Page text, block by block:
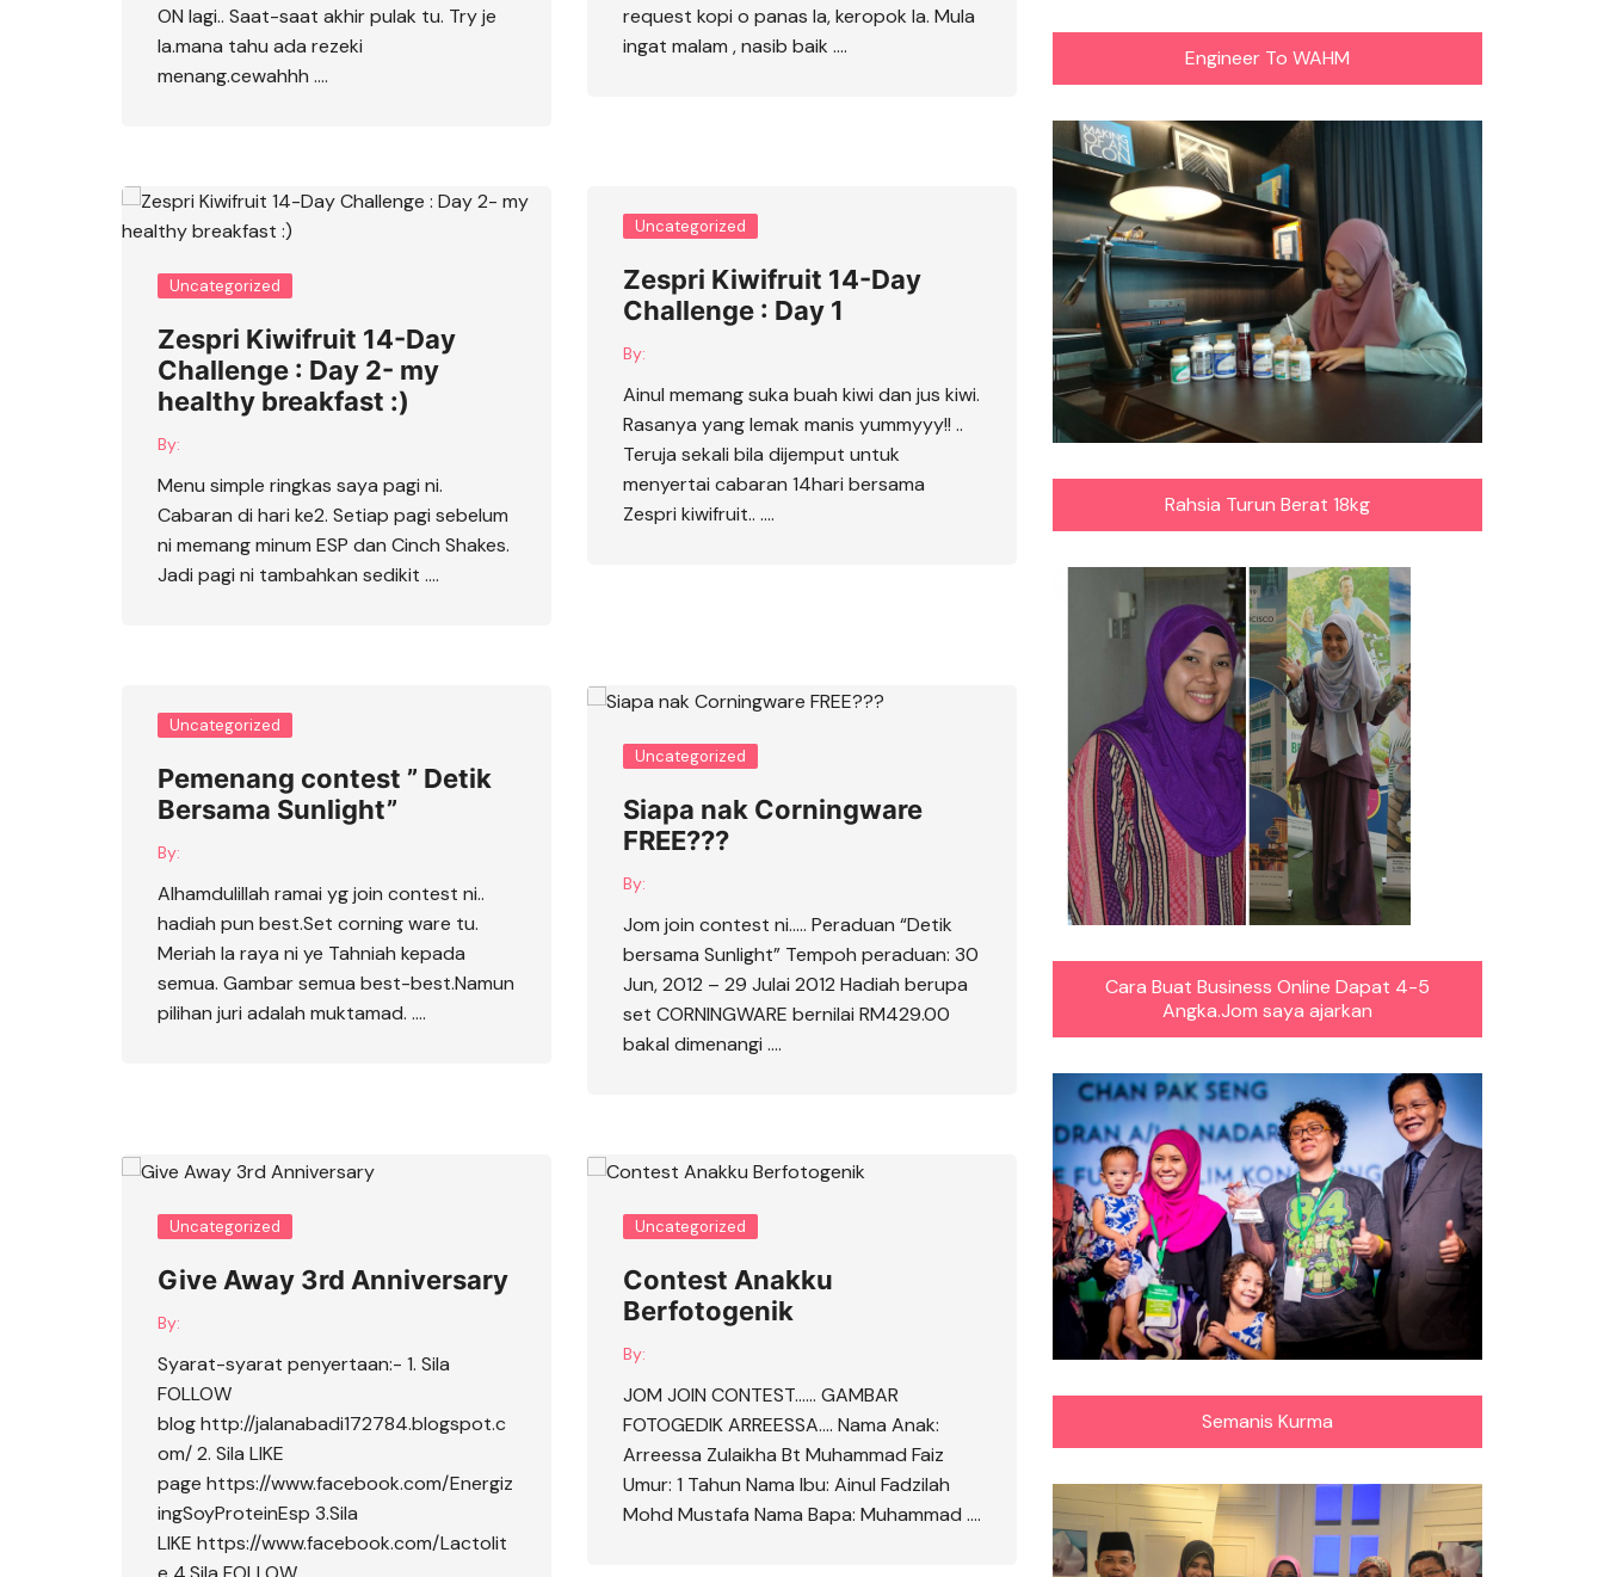
ON lagi.. Saat-saat akhir pulak tu. Try je
la.mana tahu ada rezeki
menang.cewahhh ….
request kopi o panas la, keropok la. Mula
ingat malam , nasib baik ….
Uncategorized
Zespri Kiwifruit 14-Day
Challenge : Day 2- my
healthy breakfast :)
By:
Menu simple ringkas saya pagi ni.
Cabaran di hari ke2. Setiap pagi sebelum
ni memang minum ESP dan Cinch Shakes.
Jadi pagi ni tambahkan sedikit ….
Uncategorized
Zespri Kiwifruit 14-Day
Challenge : Day 1
By:
Ainul memang suka buah kiwi dan jus kiwi.
Rasanya yang lemak manis yummyyy!! ..
Teruja sekali bila dijemput untuk
menyertai cabaran 14hari bersama
Zespri kiwifruit.. ….
Uncategorized
Pemenang contest ” Detik
Bersama Sunlight”
By:
Alhamdulillah ramai yg join contest ni..
hadiah pun best.Set corning ware tu.
Meriah la raya ni ye Tahniah kepada
semua. Gambar semua best-best.Namun
pilihan juri adalah muktamad. ….
Uncategorized
Siapa nak Corningware
FREE???
By:
Jom join contest ni….. Peraduan “Detik
bersama Sunlight” Tempoh peraduan: 30
Jun, 2012 – 29 Julai 2012 Hadiah berupa
set CORNINGWARE bernilai RM429.00
bakal dimenangi ….
Uncategorized
Give Away 3rd Anniversary
By:
Syarat-syarat penyertaan:- 1. Sila
FOLLOW
blog http://jalanabadi172784.blogspot.c
om/ 2. Sila LIKE
page https://www.facebook.com/Energiz
ingSoyProteinEsp 3.Sila
LIKE https://www.facebook.com/Lactolit
Uncategorized
Contest Anakku
Berfotogenik
By:
JOM JOIN CONTEST…… GAMBAR
FOTOGEDIK ARREESSA…. Nama Anak:
Arreessa Zulaikha Bt Muhammad Faiz
Umur: 1 Tahun Nama Ibu: Ainul Fadzilah
Mohd Mustafa Nama Bapa: Muhammad ….
Engineer To WAHM
Rahsia Turun Berat 18kg
Cara Buat Business Online Dapat 4-5
Angka.Jom saya ajarkan
Semanis Kurma